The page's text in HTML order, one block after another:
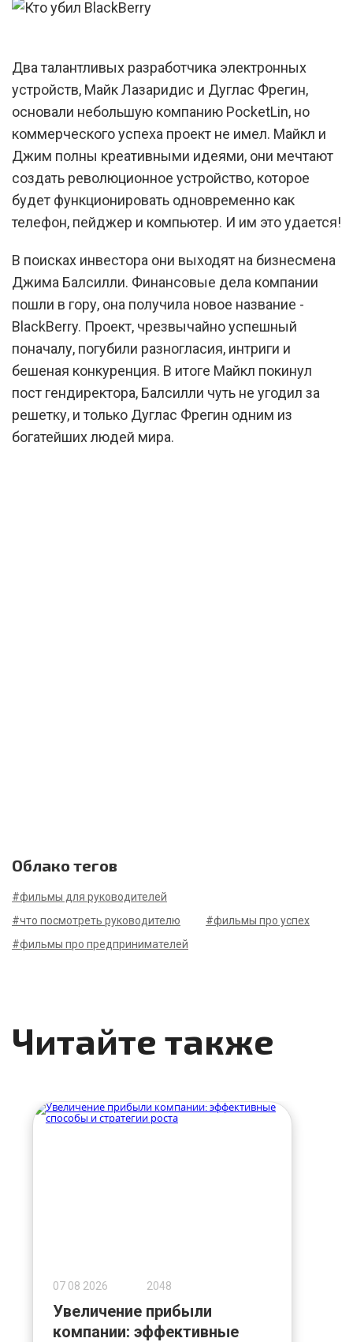
Два талантливых разработчика электронных
устройств, Майк Лазаридис и Дуглас Фрегин,
основали небольшую компанию PocketLin, но
коммерческого успеха проект не имел. Майкл и
Джим полны креативными идеями, они мечтают
создать революционное устройство, которое
будет функционировать одновременно как
телефон, пейджер и компьютер. И им это удается!
В поисках инвестора они выходят на бизнесмена
Джима Балсилли. Финансовые дела компании
пошли в гору, она получила новое название -
BlackBerry. Проект, чрезвычайно успешный
поначалу, погубили разногласия, интриги и
бешеная конкуренция. В итоге Майкл покинул
пост гендиректора, Балсилли чуть не угодил за
решетку, и только Дуглас Фрегин одним из
богатейших людей мира.
Облако тегов
#фильмы для руководителей
#что посмотреть руководителю
#фильмы про успех
#фильмы про предпринимателей
Читайте также
07 08 2026 2048
Увеличение прибыли
компании: эффективные